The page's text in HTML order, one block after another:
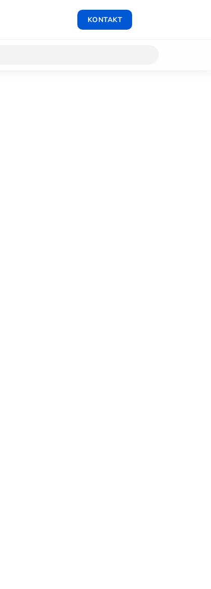
KONTAKT